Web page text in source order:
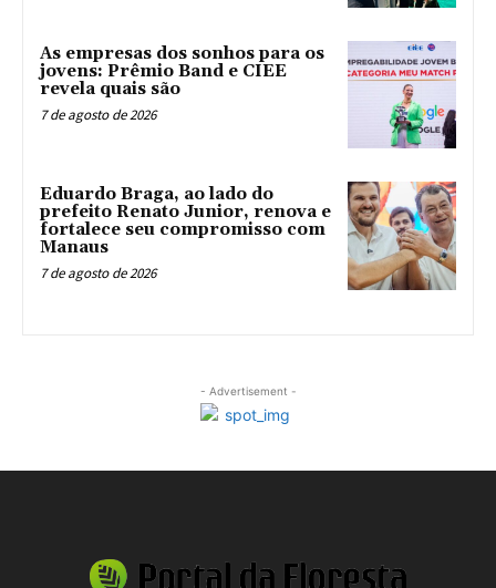
As empresas dos sonhos para os
jovens: Prêmio Band e CIEE
revela quais são
7 de agosto de 2026
Eduardo Braga, ao lado do
prefeito Renato Junior, renova e
fortalece seu compromisso com
Manaus
7 de agosto de 2026
- Advertisement -